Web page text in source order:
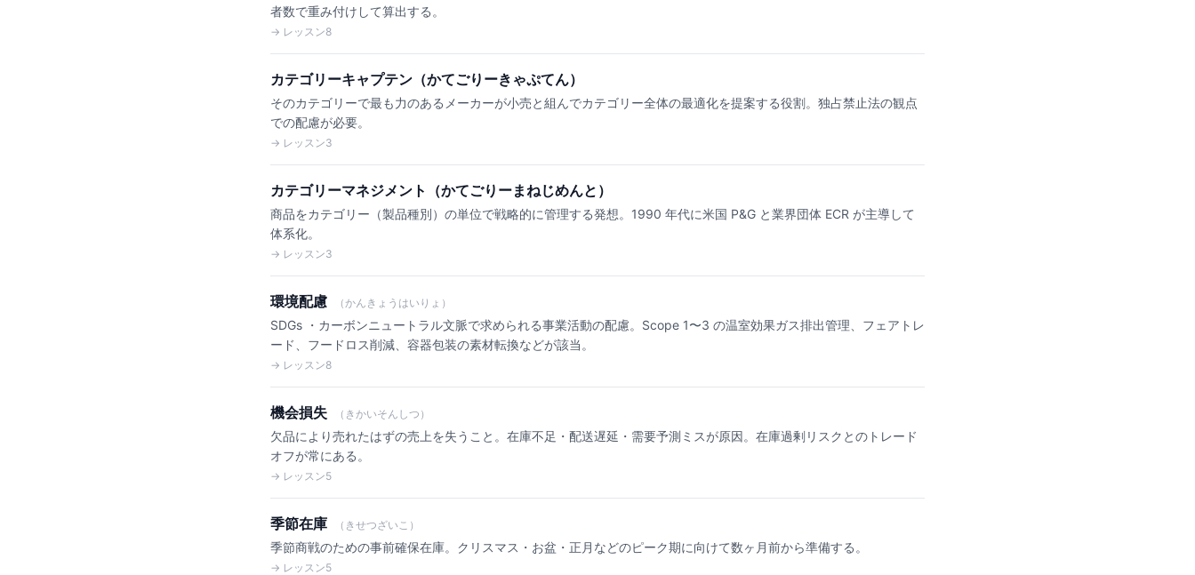
者数で重み付けして算出する。
→ レッスン8
カテゴリーキャプテン（かてごりーきゃぷてん）
そのカテゴリーで最も力のあるメーカーが小売と組んでカテゴリー全体の最適化を提案する役割。独占禁止法の観点
での配慮が必要。
→ レッスン3
カテゴリーマネジメント（かてごりーまねじめんと）
商品をカテゴリー（製品種別）の単位で戦略的に管理する発想。1990 年代に米国 P&G と業界団体 ECR が主導して
体系化。
→ レッスン3
環境配慮 （かんきょうはいりょ）
SDGs ・カーボンニュートラル文脈で求められる事業活動の配慮。Scope 1〜3 の温室効果ガス排出管理、フェアトレ
ード、フードロス削減、容器包装の素材転換などが該当。
→ レッスン8
機会損失 （きかいそんしつ）
欠品により売れたはずの売上を失うこと。在庫不足・配送遅延・需要予測ミスが原因。在庫過剰リスクとのトレード
オフが常にある。
→ レッスン5
季節在庫 （きせつざいこ）
季節商戦のための事前確保在庫。クリスマス・お盆・正月などのピーク期に向けて数ヶ月前から準備する。
→ レッスン5